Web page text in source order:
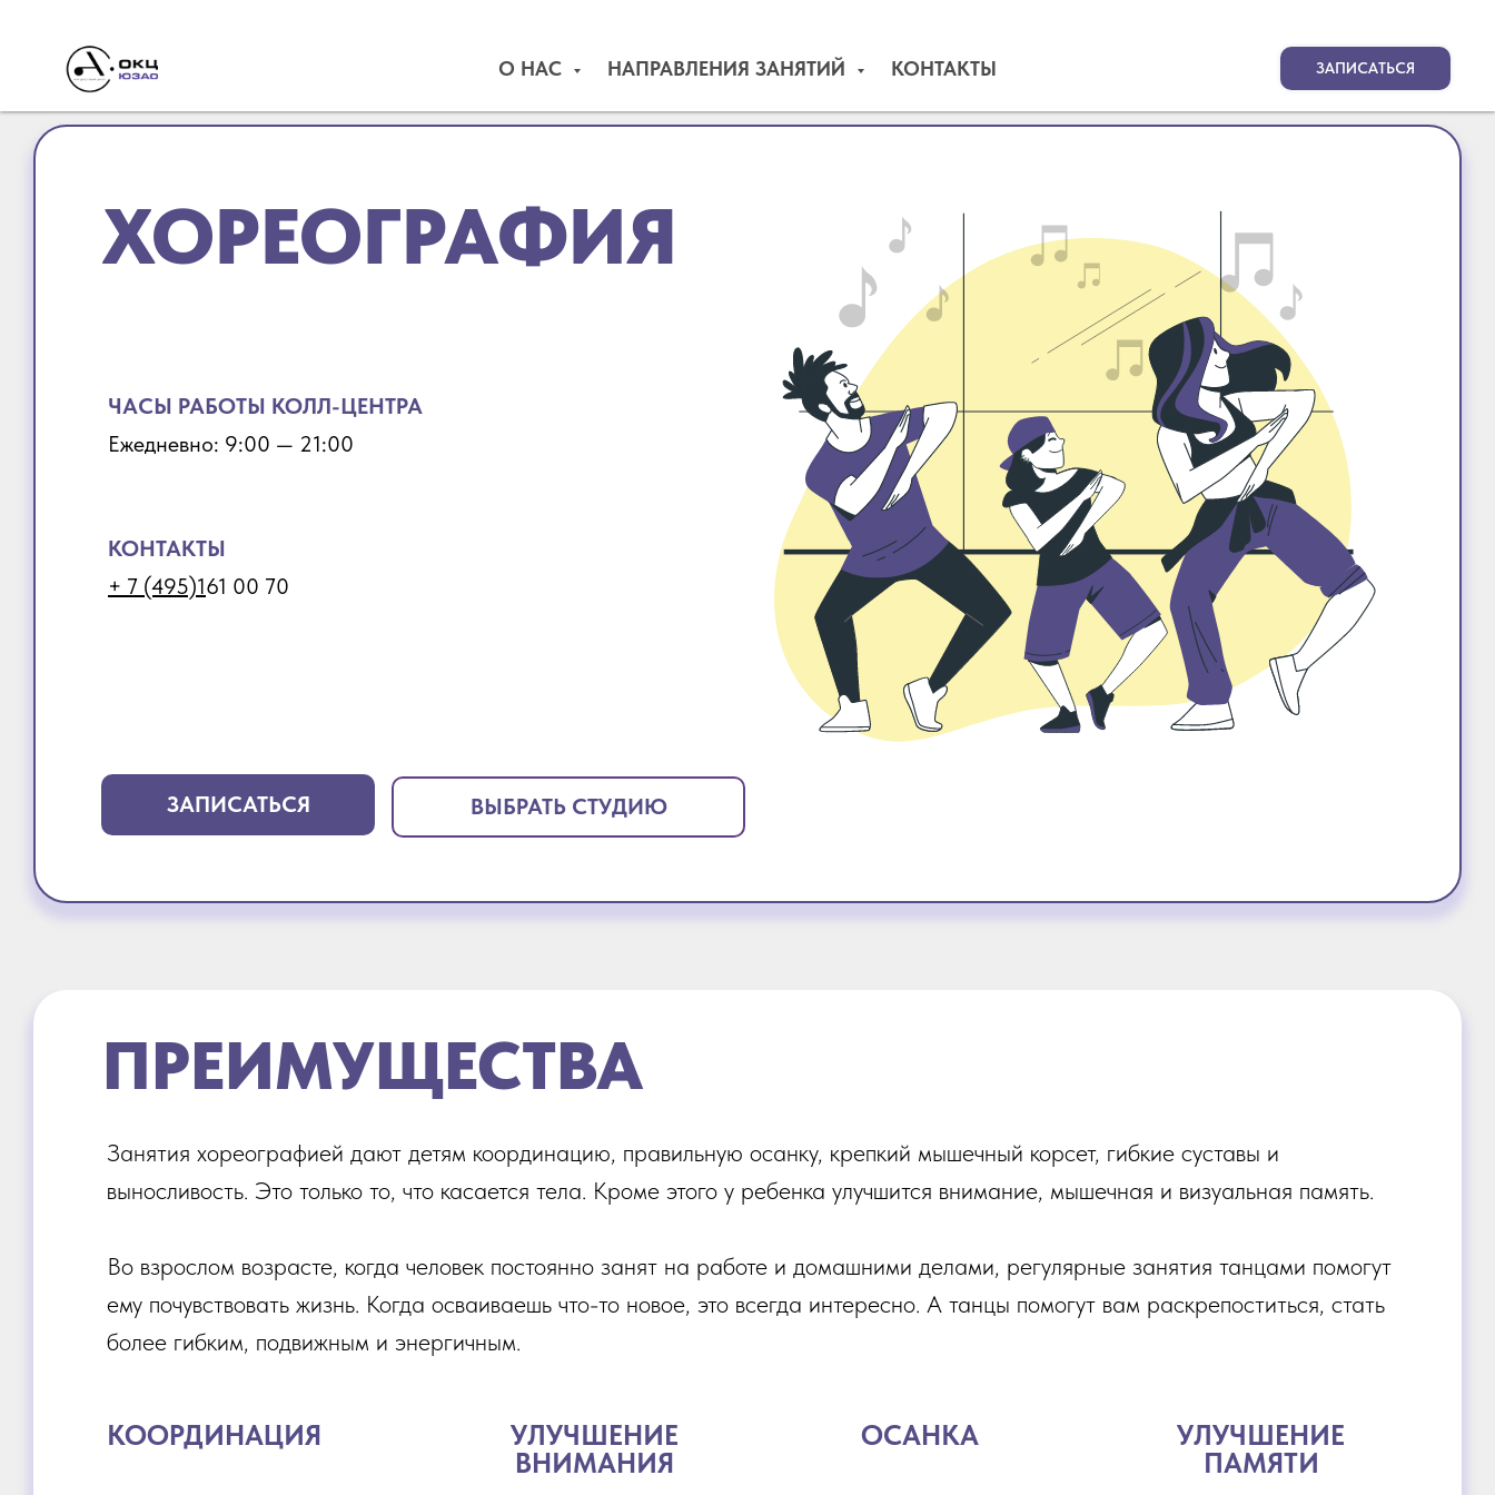
О НАС НАПРАВЛЕНИЯ ЗАНЯТИЙ КОНТАКТЫ ЗАПИСАТЬСЯ
ХОРЕОГРАФИЯ
+ 7 (495)161 00 70
ЗАПИСАТЬСЯ ВЫБРАТЬ СТУДИЮ
КОНТАКТЫ
Ежедневно: 9:00 — 21:00
ЧАСЫ РАБОТЫ КОЛЛ-ЦЕНТРА
Занятия хореографией дают детям координацию, правильную осанку, крепкий мышечный корсет, гибкие суставы и
выносливость. Это только то, что касается тела. Кроме этого у ребенка улучшится внимание, мышечная и визуальная память.
Во взрослом возрасте, когда человек постоянно занят на работе и домашними делами, регулярные занятия танцами помогут
ему почувствовать жизнь. Когда осваиваешь что-то новое, это всегда интересно. А танцы помогут вам раскрепоститься, стать
более гибким, подвижным и энергичным.
ПРЕИМУЩЕСТВА
КООРДИНАЦИЯ
УЛУЧШЕНИЕ
ВНИМАНИЯ
ОСАНКА
УЛУЧШЕНИЕ
ПАМЯТИ